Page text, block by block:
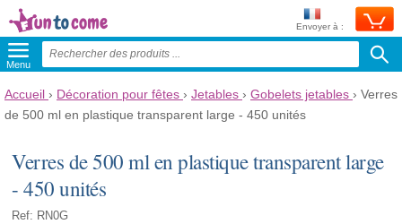
Envoyer à :
Menu
Accueil › Décoration pour fêtes › Jetables › Gobelets jetables › Verres
de 500 ml en plastique transparent large - 450 unités
Verres de 500 ml en plastique transparent large
- 450 unités
Ref: RN0G